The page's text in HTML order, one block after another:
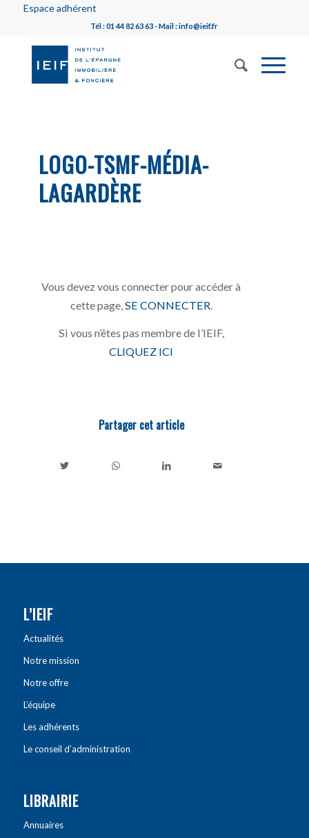
Espace adhérent
Tél : 01 44 82 63 63 - Mail : info@ieif.fr
LOGO-TSMF-MÉDIA-
LAGARDÈRE
Vous devez vous connecter pour accéder à
cette page, SE CONNECTER
Si vous n’êtes pas membre de l’IEIF,
CLIQUEZ ICI
Partager cet article
L’IEIF
Actualités
Notre mission
Notre offre
L’équipe
Les adhérents
Le conseil d’administration
LIBRAIRIE
Annuaires